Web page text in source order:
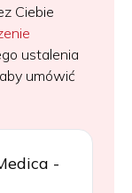
Ciebie
ustalenia
umówić
-